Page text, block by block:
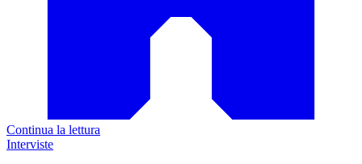
Continua la lettura
Interviste